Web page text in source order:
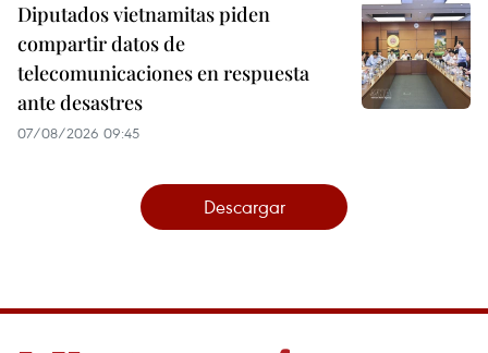
Diputados vietnamitas piden
compartir datos de
telecomunicaciones en respuesta
ante desastres
07/08/2026 09:45
Descargar